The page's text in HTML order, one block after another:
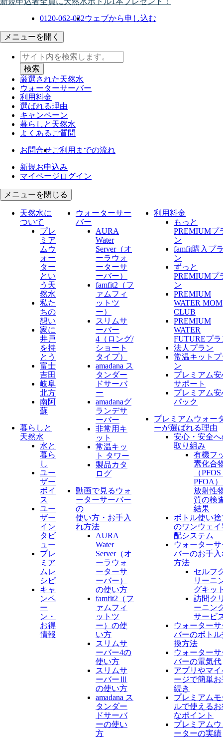
0120-062-032ウェブから申し込む
メニューを開く
厳選された天然水
ウォーターサーバー
利用料金
選ばれる理由
キャンペーン
暮らしと天然水
よくあるご質問
お問合せご利用までの流れ
新規お申込み
マイページログイン
メニューを閉じる
天然水に
ついて
プレ
ミア
ムウ
ォー
ター
とい
う天
然水
私た
ちの
想い
家に
井戸
を持
とう
富士
吉田
岐阜
北方
南阿
蘇
暮らしと
天然水
水と
暮ら
し
ユー
ザー
ボイ
ス
ユー
ザー
イン
タビ
ュー
プレ
ミア
ムレ
シピ
キャ
ンペ
ー
ン・
お得
情報
ウォーターサー
バー
AURA
Water
Server​（オ
ーラウォ
ーターサ
ーバー）
famfit2（フ
ァムフィ
ットツ
ー）
スリムサ
ーバー
4（ロング/
ショート
タイプ）
amadana ス
タンダー
ドサーバ
ー
amadanaグ
ランデサ
ーバー
非常用キ
ット
常温キッ
ト タワー
製品カタ
ログ
動画で見るウォ
ーターサーバー
の
使い方・お手入
れ方法
AURA
Water
Server​（オ
ーラウォ
ーターサ
ーバー）
の使い方
famfit2（フ
ァムフィ
ットツ
ー）の使
い方
スリムサ
ーバー4の
使い方
スリムサ
ーバーⅢ
の使い方
amadana ス
タンダー
ドサーバ
ーの使い
方
利用料金
もっと
PREMIUMプ
ン
famfit購入プ
ン
ずっと
PREMIUMプ
ン
PREMIUM
WATER MOM
CLUB
PREMIUM
WATER
FUTUREプラ
法人プラン
常温キットプ
ン
プレミアム安
サポート
プレミアム安
パック
プレミアムウォー
ーが選ばれる理由
安心・安全へ
取り組み
有機フ
素化合
（
PFOA
放射性
質の検
結果
ボトル使い捨
のワンウェイ
配システム
ウォーター
バーのお手入
方法
セルフ
リーニ
グキッ
訪問ク
ーニン
サービ
ウォーター
バーのボトル
換方法
ウォーター
バーの電気代
アプリやマイ
ージで簡単お
続き
プレミアムモ
ルで使える
なポイント
プレミアムウ
ーターの実績